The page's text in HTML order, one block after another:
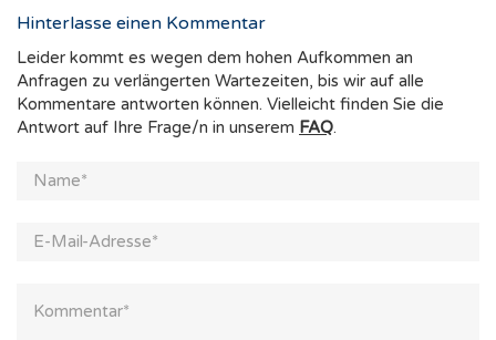
Hinterlasse einen Kommentar
Leider kommt es wegen dem hohen Aufkommen an
Anfragen zu verlängerten Wartezeiten, bis wir auf alle
Kommentare antworten können. Vielleicht finden Sie die
Antwort auf Ihre Frage/n in unserem FAQ.